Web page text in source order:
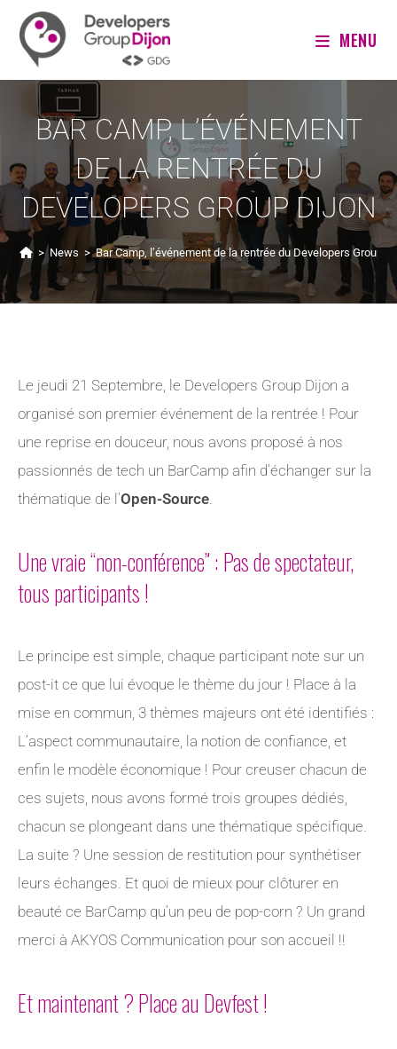
MENU
BAR CAMP, L’ÉVÉNEMENT
DE LA RENTRÉE DU
DEVELOPERS GROUP DIJON
> News > Bar Camp, l’événement de la rentrée du Developers Group
Le jeudi 21 Septembre, le Developers Group Dijon a
organisé son premier événement de la rentrée ! Pour
une reprise en douceur, nous avons proposé à nos
passionnés de tech un BarCamp afin d’échanger sur la
thématique de l’Open-Source
Une vraie “non-conférence” : Pas de spectateur,
tous participants !
Le principe est simple, chaque participant note sur un
post-it ce que lui évoque le thème du jour ! Place à la
mise en commun, 3 thèmes majeurs ont été identifiés :
L’aspect communautaire, la notion de confiance, et
enfin le modèle économique ! Pour creuser chacun de
ces sujets, nous avons formé trois groupes dédiés,
chacun se plongeant dans une thématique spécifique.
La suite ? Une session de restitution pour synthétiser
leurs échanges. Et quoi de mieux pour clôturer en
beauté ce BarCamp qu’un peu de pop-corn ? Un grand
merci à AKYOS Communication pour son accueil !!
Et maintenant ? Place au Devfest !